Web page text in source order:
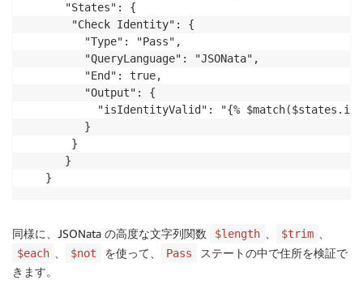
   "States": {
    "Check Identity": {
      "Type": "Pass",
      "QueryLanguage": "JSONata",
      "End": true,
      "Output": {
"isIdentityValid": "{%
      }
    }
   }
}
同様に、JSONata の高度な文字列関数 $length $trim
$each $not を使って、 Pass
ステートの中で住所を検証で
きます。